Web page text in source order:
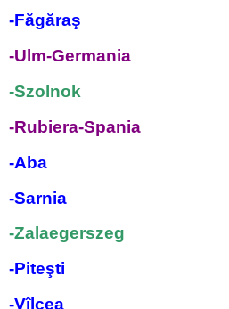
-Făgăraş
-Ulm-Germania
-Szolnok
-Rubiera-Spania
-Aba
-Sarnia
-Zalaegerszeg
-Piteşti
-Vîlcea